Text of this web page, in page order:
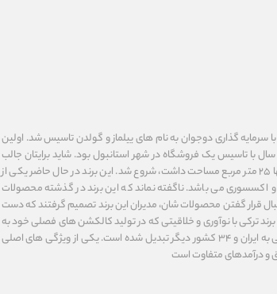
۱۹۹۸، یعنی حدود ۲۵ سال پیش با سرمایه گذاری دوجوان به نام های ییلماز و گولدن تاسیس شد. اولین
با تاسیس یک فروشگاه در شهر استانبول بود. شاید برایتان جالب
باشد که کار این برند در یک فروشگاه کوچک که تنها ۲۵ متر مربع مساحت داشت، شروع شد. این برند در حال حاضر یکی از
اکسسوری می باشد. ناگفته نماند که این برند در گذشته محصولات
قرار گفتن محصولات شان، مدیران این برند تصمیم گرفتند که دست
برند ترکی با نوآوری ‌و خلاقیتی که در تولید کالکشن های فصلی خود به
خرج می‌دهد به یکی از محبوب‌ترین برندهای وارداتی به ایران و ۳۴ کشور دیگر تبدیل شده‌ است. یکی از ویژگی های اصلی
و درآمدهای متفاوت است